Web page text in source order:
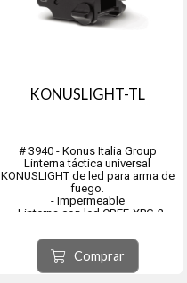
KONUSLIGHT-TL
# 3940 - Konus Italia Group
Linterna táctica universal
KONUSLIGHT de led para arma de
fuego.
- Impermeable
- Linterna con led CREE-XPG-2
- Funciona con batería del tipo CR2
LITIO, incluída en el envase.
- Longitud 62,7mm. - Diámetro del
haz de luz 39,3mm.
Comprar